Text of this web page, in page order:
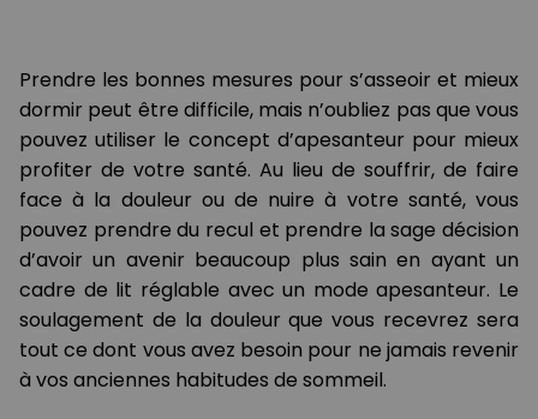
Prendre les bonnes mesures pour s’asseoir et mieux
dormir peut être difficile, mais n’oubliez pas que vous
pouvez utiliser le concept d’apesanteur pour mieux
profiter de votre santé. Au lieu de souffrir, de faire
face à la douleur ou de nuire à votre santé, vous
pouvez prendre du recul et prendre la sage décision
d’avoir un avenir beaucoup plus sain en ayant un
cadre de lit réglable avec un mode apesanteur. Le
soulagement de la douleur que vous recevrez sera
tout ce dont vous avez besoin pour ne jamais revenir
à vos anciennes habitudes de sommeil.